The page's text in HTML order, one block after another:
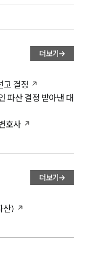
더보기
고 결정
파산 결정 받아낸 대
호사
더보기
산)